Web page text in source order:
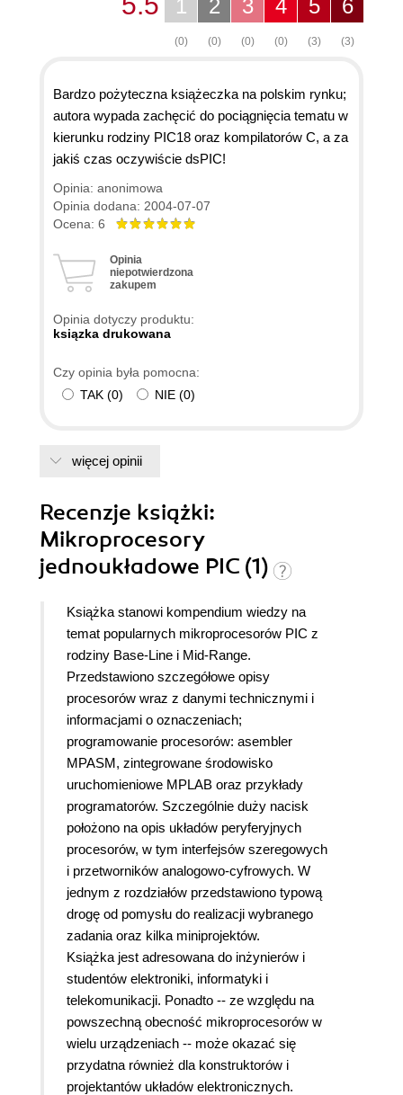
6
(3)
5
(3)
4
(0)
3
(0)
2
(0)
1
(0)
Bardzo pożyteczna książeczka na polskim rynku;
autora wypada zachęcić do pociągnięcia tematu w
kierunku rodziny PIC18 oraz kompilatorów C, a za
jakiś czas oczywiście dsPIC!
Opinia: anonimowa
Opinia dodana: 2004-07-07
Ocena: 6
Opinia
niepotwierdzona
zakupem
Opinia dotyczy produktu:
ksiązka drukowana
Czy opinia była pomocna:
TAK (0) NIE (0)
więcej opinii
Recenzje książki:
Mikroprocesory
jednoukładowe PIC (1)
Książka stanowi kompendium wiedzy na
temat popularnych mikroprocesorów PIC z
rodziny Base-Line i Mid-Range.
Przedstawiono szczegółowe opisy
procesorów wraz z danymi technicznymi i
informacjami o oznaczeniach;
programowanie procesorów: asembler
MPASM, zintegrowane środowisko
uruchomieniowe MPLAB oraz przykłady
programatorów. Szczególnie duży nacisk
położono na opis układów peryferyjnych
procesorów, w tym interfejsów szeregowych
i przetworników analogowo-cyfrowych. W
jednym z rozdziałów przedstawiono typową
drogę od pomysłu do realizacji wybranego
zadania oraz kilka miniprojektów.
Książka jest adresowana do inżynierów i
studentów elektroniki, informatyki i
telekomunikacji. Ponadto -- ze względu na
powszechną obecność mikroprocesorów w
wielu urządzeniach -- może okazać się
przydatna również dla konstruktorów i
projektantów układów elektronicznych.